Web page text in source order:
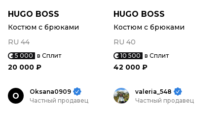
HUGO BOSS
Костюм с брюками
RU 44
5 000 в Сплит
20 000 ₽
HUGO BOSS
Костюм с брюками
RU 40
10 500 в Сплит
42 000 ₽
O
Oksana0909
Частный продавец
valeria_548
Частный продавец